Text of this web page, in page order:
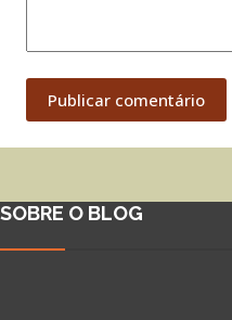
Publicar comentário
SOBRE O BLOG